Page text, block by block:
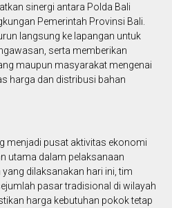
sinergi antara Polda Bali
Pemerintah Provinsi Bali.
langsung ke lapangan untuk
serta memberikan
maupun masyarakat mengenai
harga dan distribusi bahan
menjadi pusat aktivitas ekonomi
utama dalam pelaksanaan
dilaksanakan hari ini, tim
pasar tradisional di wilayah
harga kebutuhan pokok tetap